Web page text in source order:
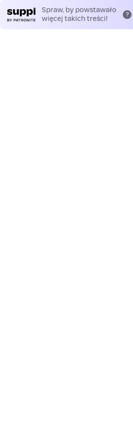
Spraw, by powstawało
więcej takich treści!
?